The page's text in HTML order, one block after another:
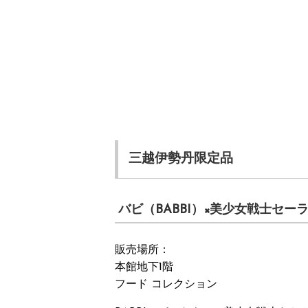
三越伊勢丹限定品
バビ（BABBI）×美少女戦士セー
販売場所：
本館地下1階
フード コレクション